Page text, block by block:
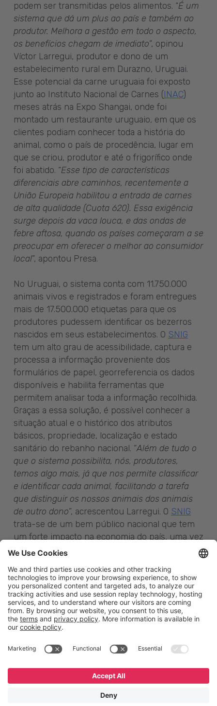
podem ser transmitidas pelos alimentos. “É um
sistema que dá um plus ao país e também ao
produtor. Melhora a gestão em todo o aspecto,
os benefícios chegam de imediato”, opinou
Víctor Larregui, produtor e dono de um
estabelecimento rural em Durazno, Uruguai.
Esse potencial da carne uruguaia foi exposto
junto ao Instituto Nacional de Carnes (INAC)
meses atrás na Expo Shangai, onde foi
montado um restaurante uruguaio, em que os
clientes podiam conhecer toda a história do
animal, como o país de procedência, lugar em
que se criou, produtor e até o frigorífico onde
foi abatido. “Esse tipo de características
diferenciais abre caminhos, recentemente a
União Europeia habilitou a entrada de carnes
de alta qualidade (Cuota 620). Essa exigência
surge depois da vaca louca, e das ondas de
febre aftosa, quando os países começaram a se
preocupar em oferecer o melhor ao consumidor
local”, apontou Presa.
No Uruguai, o sistema conta com 11.750.000
animais vivos e registrados e foram entregues
mais de 17.500.000 etiquetas para que os
produtores pudessem identificar os bezerros
nascidos em seus estabelecimentos. O SNIG
tem um alto grau de acessibilidade, captura e
processa a informação proveniente dos
formulários de papel, georreferencia os dados
disponíveis e habilita ferramentas que
permitem analisar toda a informação recolhida.
Graças a essa solução, é possível conhecer a
situação atual e o histórico dos atributos
básicos, propriedade, localização e estado
sanitário do rebanho nacional. “Além de tudo o
que o sistema possibilita, nós, produtores,
temos algo mais, já que nos permite classificar
e identificar cada animal, facilitando a tarefa
que distinguir os nossos animais dos animais
de outro dono”, acrescentou Larregui. O SNIG
trata-se de um bem público nacional que tem
um forte impacto na economia do país, uma vez
que mantém relações com mercados de muita
credibilidade e qualidade por ele conferida.